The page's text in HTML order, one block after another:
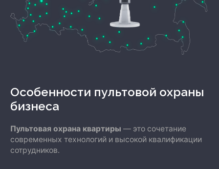
Особенности пультовой охраны
бизнеса
Пультовая охрана квартиры — это сочетание
современных технологий и высокой квалификации
сотрудников.